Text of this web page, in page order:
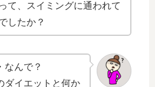
て、スイミングに通われて
したか？
なんで？
ダイエットと何か